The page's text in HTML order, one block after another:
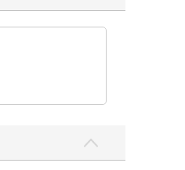
具，弄得泡沫四
此忙碌也是很正常